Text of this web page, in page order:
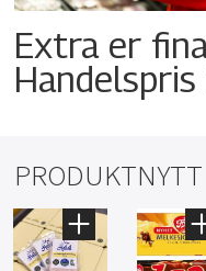
Extra er
PRODUKTNYTT